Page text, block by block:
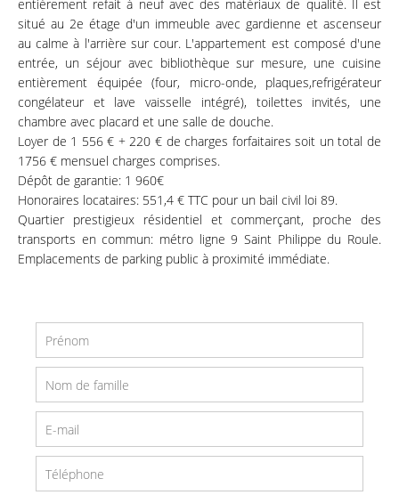
entièrement refait à neuf avec des matériaux de qualité. Il est
situé au 2e étage d'un immeuble avec gardienne et ascenseur
au calme à l'arrière sur cour. L'appartement est composé d'une
entrée, un séjour avec bibliothèque sur mesure, une cuisine
entièrement équipée (four, micro-onde, plaques,refrigérateur
congélateur et lave vaisselle intégré), toilettes invités, une
chambre avec placard et une salle de douche.
Loyer de 1 556 € + 220 € de charges forfaitaires soit un total de
1756 € mensuel charges comprises.
Dépôt de garantie: 1 960€
Honoraires locataires: 551,4 € TTC pour un bail civil loi 89.
Quartier prestigieux résidentiel et commerçant, proche des
transports en commun: métro ligne 9 Saint Philippe du Roule.
Emplacements de parking public à proximité immédiate.